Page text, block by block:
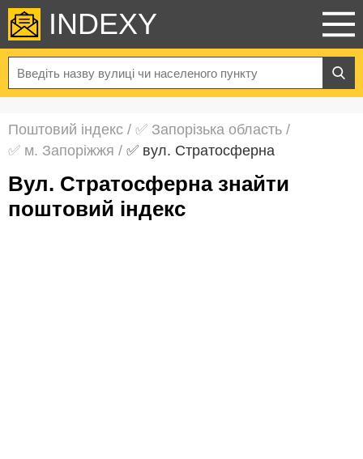
INDEXY
Поштовий індекс / ✅ Запорізька область /
✅ м. Запоріжжя / ✅ вул. Стратосферна
вул. Стратосферна знайти
поштовий індекс